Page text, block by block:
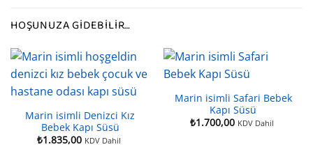
HOŞUNUZA GIDEBILIR…
Marin isimli Denizci Kız
Bebek Kapı Süsü
₺1.835,00 KDV Dahil
Marin isimli Safari Bebek
Kapı Süsü
₺1.700,00 KDV Dahil